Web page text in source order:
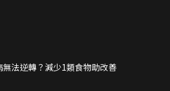
無法逆轉？減少1類食物助改善